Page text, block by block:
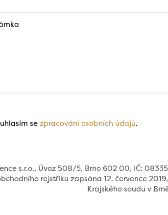
sezpracování osobních údajů.
s.r.o., Úvoz 508/5, Brno 602 00, IČ:
rejstříku zapsána 12. července
Krajského soudu v